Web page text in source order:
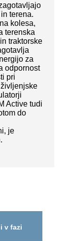
terena.
kolesa,
terenska
traktorske
za
odpornost
pri
Active tudi
do
je
v fazi